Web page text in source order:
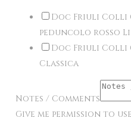
Doc Friuli Colli
peduncolo rosso
Doc Friuli Colli
Classica
Notes / Comments
Give me permission to